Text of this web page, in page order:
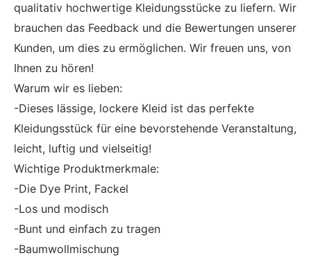
qualitativ hochwertige Kleidungsstücke zu liefern. Wir
brauchen das Feedback und die Bewertungen unserer
Kunden, um dies zu ermöglichen. Wir freuen uns, von
Ihnen zu hören!
Warum wir es lieben:
-Dieses lässige, lockere Kleid ist das perfekte
Kleidungsstück für eine bevorstehende Veranstaltung,
leicht, luftig und vielseitig!
Wichtige Produktmerkmale:
-Die Dye Print, Fackel
-Los und modisch
-Bunt und einfach zu tragen
-Baumwollmischung